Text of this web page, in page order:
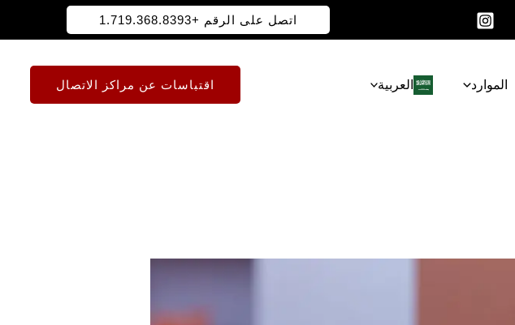
اتصل على الرقم +1.719.368.8393
الموارد العربية‏ اقتباسات عن مراكز الاتصال